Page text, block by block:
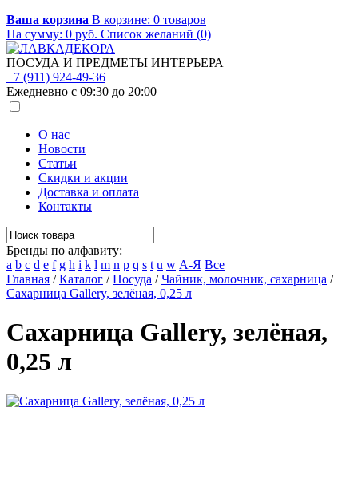
Ваша корзина В корзине: 0 товаров
На сумму: 0 руб. Список желаний (0)
ПОСУДА И ПРЕДМЕТЫ ИНТЕРЬЕРА
+7 (911) 924-49-36
Ежедневно с 09:30 до 20:00
О нас
Новости
Статьи
Скидки и акции
Доставка и оплата
Контакты
Бренды по алфавиту:
a b c d e f g h i k l m n p q s t u w А-Я Все
Главная /Каталог /Посуда /Чайник, молочник, сахарница /
Сахарница Gallery, зелёная, 0,25 л
Сахарница Gallery, зелёная,
0,25 л